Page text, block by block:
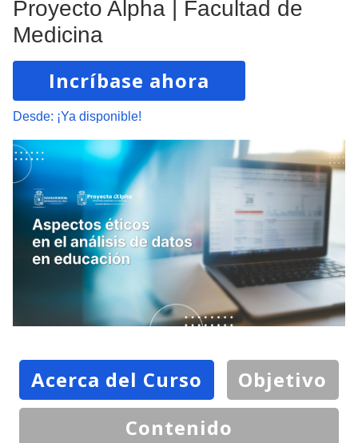
Proyecto Alpha | Facultad de
Medicina
Incríbase ahora
Desde: ¡Ya disponible!
Acerca del Curso
Objetivo
Contenido